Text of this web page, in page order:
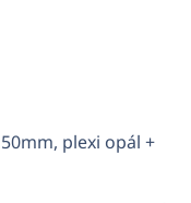
plexi opál +